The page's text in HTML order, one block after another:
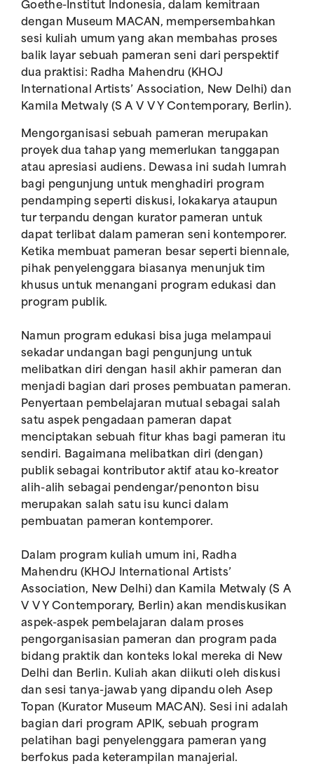
Goethe-Institut Indonesia, dalam kemitraan
dengan Museum MACAN, mempersembahkan
sesi kuliah umum yang akan membahas proses
balik layar sebuah pameran seni dari perspektif
dua praktisi: Radha Mahendru (KHOJ
International Artists’ Association, New Delhi) dan
Kamila Metwaly (S A V V Y Contemporary, Berlin).
Mengorganisasi sebuah pameran merupakan
proyek dua tahap yang memerlukan tanggapan
atau apresiasi audiens. Dewasa ini sudah lumrah
bagi pengunjung untuk menghadiri program
pendamping seperti diskusi, lokakarya ataupun
tur terpandu dengan kurator pameran untuk
dapat terlibat dalam pameran seni kontemporer.
Ketika membuat pameran besar seperti biennale,
pihak penyelenggara biasanya menunjuk tim
khusus untuk menangani program edukasi dan
program publik.
Namun program edukasi bisa juga melampaui
sekadar undangan bagi pengunjung untuk
melibatkan diri dengan hasil akhir pameran dan
menjadi bagian dari proses pembuatan pameran.
Penyertaan pembelajaran mutual sebagai salah
satu aspek pengadaan pameran dapat
menciptakan sebuah fitur khas bagi pameran itu
sendiri. Bagaimana melibatkan diri (dengan)
publik sebagai kontributor aktif atau ko-kreator
alih-alih sebagai pendengar/penonton bisu
merupakan salah satu isu kunci dalam
pembuatan pameran kontemporer.
Dalam program kuliah umum ini, Radha
Mahendru (KHOJ International Artists’
Association, New Delhi) dan Kamila Metwaly (S A
V V Y Contemporary, Berlin) akan mendiskusikan
aspek-aspek pembelajaran dalam proses
pengorganisasian pameran dan program pada
bidang praktik dan konteks lokal mereka di New
Delhi dan Berlin. Kuliah akan diikuti oleh diskusi
dan sesi tanya-jawab yang dipandu oleh Asep
Topan (Kurator Museum MACAN). Sesi ini adalah
bagian dari program APIK, sebuah program
pelatihan bagi penyelenggara pameran yang
berfokus pada keterampilan manajerial.